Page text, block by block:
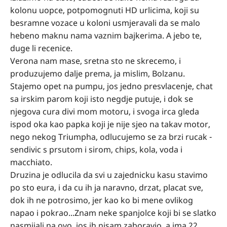
kolonu uopce, potpomognuti HD urlicima, koji su
besramne vozace u koloni usmjeravali da se malo
hebeno maknu nama vaznim bajkerima. A jebo te,
duge li recenice.
Verona nam mase, sretna sto ne skrecemo, i
produzujemo dalje prema, ja mislim, Bolzanu.
Stajemo opet na pumpu, jos jedno presvlacenje, chat
sa irskim parom koji isto negdje putuje, i dok se
njegova cura divi mom motoru, i svoga irca gleda
ispod oka kao papka koji je nije sjeo na takav motor,
nego nekog Triumpha, odlucujemo se za brzi rucak -
sendivic s prsutom i sirom, chips, kola, voda i
macchiato.
Druzina je odlucila da svi u zajednicku kasu stavimo
po sto eura, i da cu ih ja naravno, drzat, placat sve,
dok ih ne potrosimo, jer kao ko bi mene ovlikog
napao i pokrao...Znam neke spanjolce koji bi se slatko